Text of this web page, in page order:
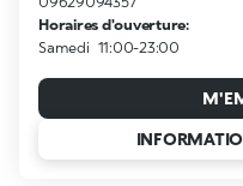
Horaires d'ouverture:
Samedi 11:00-23:00